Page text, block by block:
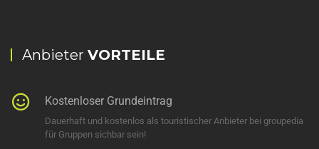
Anbieter VORTEILE
Kostenloser Grundeintrag
Dauerhaft und kostenlos als touristischer Anbieter bei groupedia
für Gruppen sichbar sein!